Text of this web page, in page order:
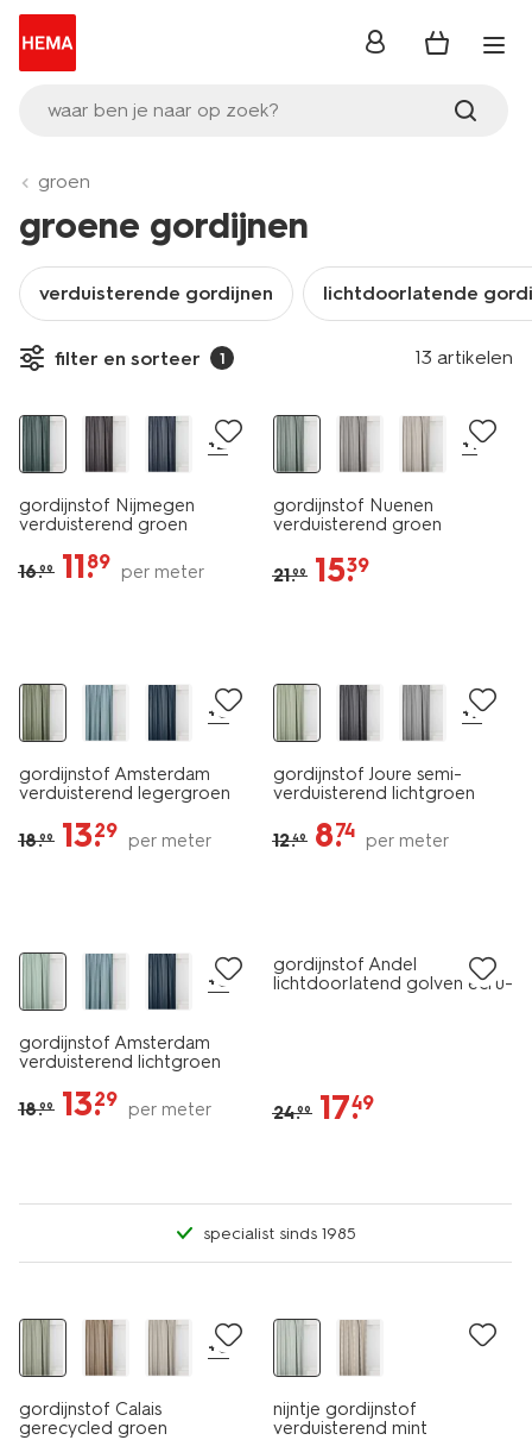
waar ben je naar op zoek?
inloggen
groen
groene gordijnen
verduisterende gordijnen lichtdoorlatende
filter en sorteer 1 13 artikelen
30% korting
+2
gordijnstof Nijmegen
verduisterend groen
16.99 11.
89 per meter
+1
gordijnstof Nuenen
verduisterend groen
21.99 15.
39
+8
gordijnstof Amsterdam
verduisterend legergroen
18.99 13.
29 per meter
+7
gordijnstof Joure semi-
verduisterend lichtgroen
12.49 8.
74 per meter
+8
gordijnstof Amsterdam
verduisterend lichtgroen
18.99 13.
29 per meter
gordijnstof Andel
lichtdoorlatend golven ecru-
24.99 17.
49
specialist sinds 1985
+6
gordijnstof Calais
gerecycled groen
nijntje gordijnstof
verduisterend mint